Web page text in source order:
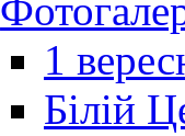
1
Білій